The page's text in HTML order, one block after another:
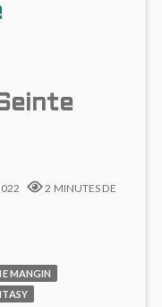
2 MINUTES DE
MANGIN